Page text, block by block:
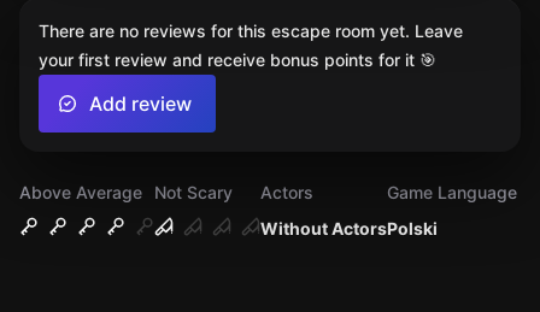
Above Average
Not Scary
Without Actors
Actors
Polski
Game Language
There are no reviews for this escape room yet. Leave
your first review and receive bonus points for it 🎯
Add review